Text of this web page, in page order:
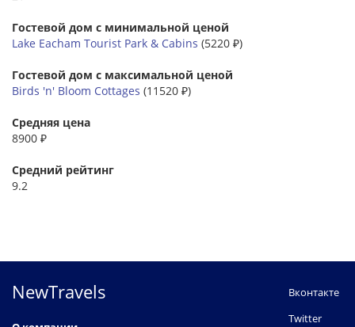
Гостевой дом с минимальной ценой
Lake Eacham Tourist Park & Cabins (5220 ₽)
Гостевой дом с максимальной ценой
Birds 'n' Bloom Cottages (11520 ₽)
Средняя цена
8900 ₽
Средний рейтинг
9.2
NewTravels
Вконтакте
Twitter